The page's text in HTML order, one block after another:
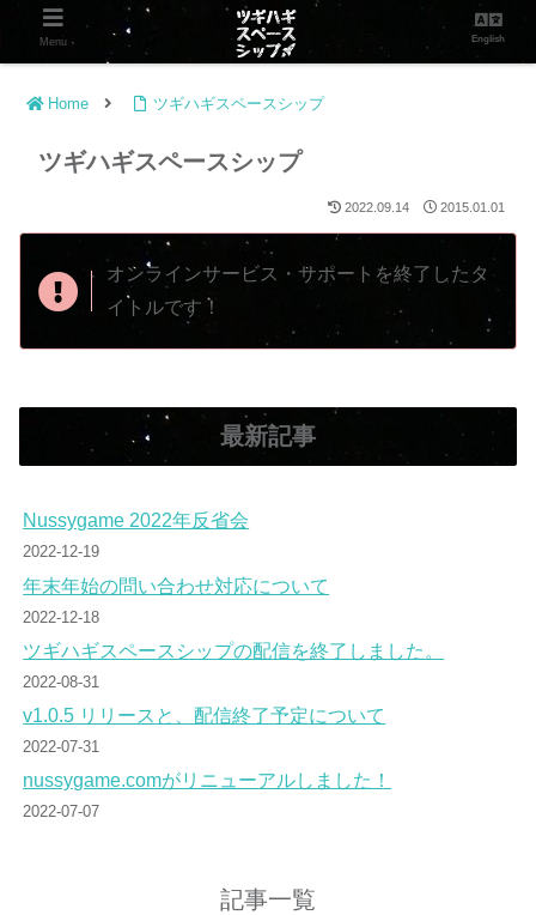
Home ツギハギスペースシップ
ツギハギスペースシップ
2022.09.14 2015.01.01
オンラインサービス・サポートを終了したタ
イトルです！
最新記事
Nussygame 2022年反省会
2022-12-19
年末年始の問い合わせ対応について
2022-12-18
ツギハギスペースシップの配信を終了しました。
2022-08-31
v1.0.5 リリースと、配信終了予定について
2022-07-31
nussygame.comがリニューアルしました！
2022-07-07
記事一覧
Menu English